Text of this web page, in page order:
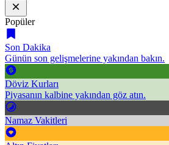
Popüler
Son Dakika
Günün son gelişmelerine yakından bakın.
Döviz Kurları
Piyasanın kalbine yakından göz atın.
Namaz Vakitleri